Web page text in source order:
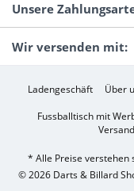
Unsere
Wir versenden mit:
Ladengeschäft Über
Fussballtisch mit
* Alle Preise verstehen
© 2026 Darts & Billard